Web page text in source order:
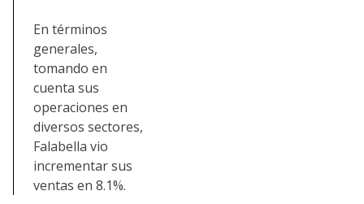
En términos
generales,
tomando en
cuenta sus
operaciones en
diversos sectores,
Falabella vio
incrementar sus
ventas en 8.1%.